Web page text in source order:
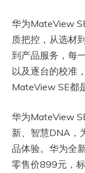
华为MateView
质把控，从选材
到产品服务，每
以及逐台的校准
MateView SE都
华为MateView
新、智慧DNA，
品体验。华为全
零售价899元，